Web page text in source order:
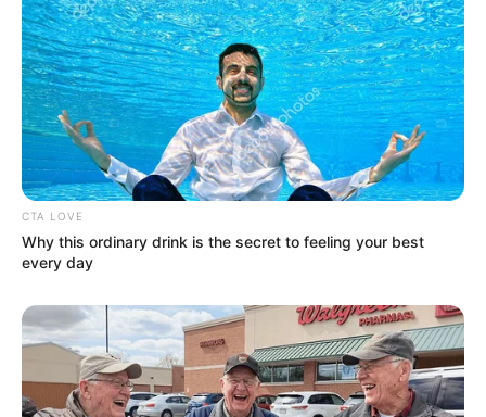
Kollégái, barátai, betegei és mindazok, akik
ismerték, ma egy embert vesztettek el, aki többet
adott, mint amennyit kapott.
CTA LOVE
Why this ordinary drink is the secret to feeling your best
every day